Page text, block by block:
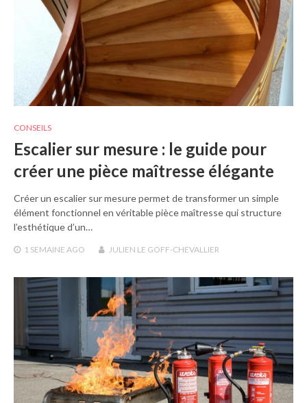
CONSEILS
Escalier sur mesure : le guide pour
créer une pièce maîtresse élégante
Créer un escalier sur mesure permet de transformer un simple
élément fonctionnel en véritable pièce maîtresse qui structure
l’esthétique d’un…
1 SEMAINE AGO JULIEN LE GOFF-CHEVALLIER